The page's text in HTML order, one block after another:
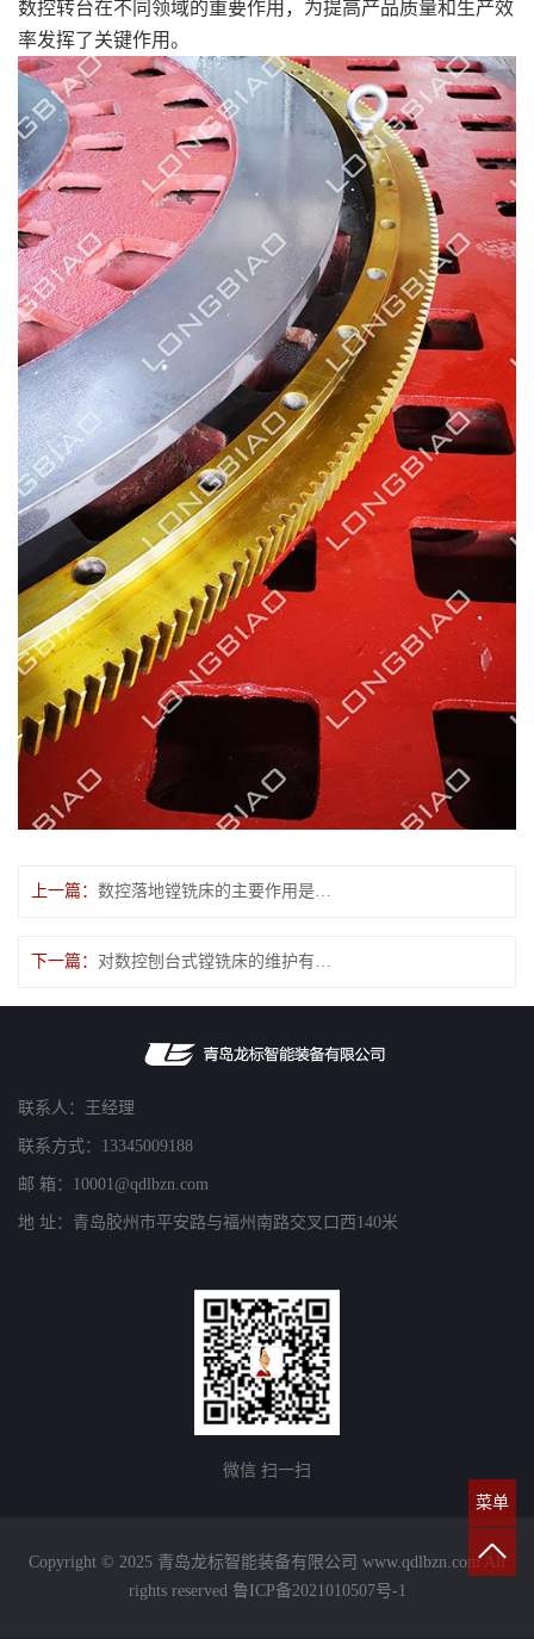
数控转台在不同领域的重要作用，为提高产品质量和生产效
率发挥了关键作用。
上一篇：
下一篇：
菜单
联系人：王经理
联系方式：13345009188
邮 箱：10001@qdlbzn.com
地 址：青岛胶州市平安路与福州南路交叉口西140米
微信 扫一扫
Copyright © 2025 青岛龙标智能装备有限公司 www.qdlbzn.com All
rights reserved 鲁ICP备2021010507号-1